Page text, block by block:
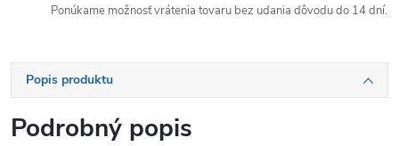
Ponúkame možnosť vrátenia tovaru bez udania dôvodu do 14 dní.
Popis produktu
Podrobný popis